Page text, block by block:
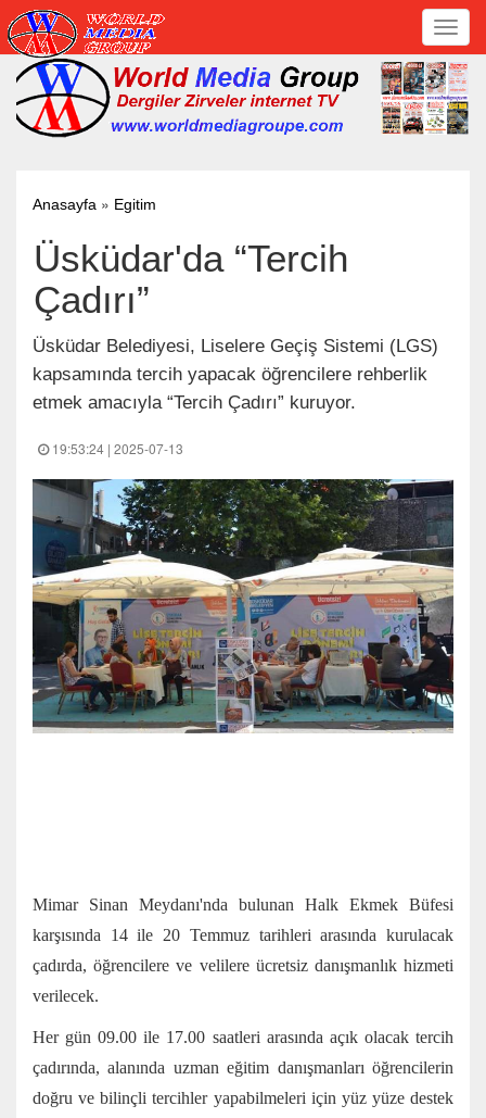
Anasayfa » Egitim
Üsküdar'da “Tercih
Çadırı”
Üsküdar Belediyesi, Liselere Geçiş Sistemi (LGS)
kapsamında tercih yapacak öğrencilere rehberlik
etmek amacıyla “Tercih Çadırı” kuruyor.
19:53:24 | 2025-07-13
Mimar Sinan Meydanı'nda bulunan Halk Ekmek Büfesi
karşısında 14 ile 20 Temmuz tarihleri arasında kurulacak
çadırda, öğrencilere ve velilere ücretsiz danışmanlık hizmeti
verilecek.
Her gün 09.00 ile 17.00 saatleri arasında açık olacak tercih
çadırında, alanında uzman eğitim danışmanları öğrencilerin
doğru ve bilinçli tercihler yapabilmeleri için yüz yüze destek